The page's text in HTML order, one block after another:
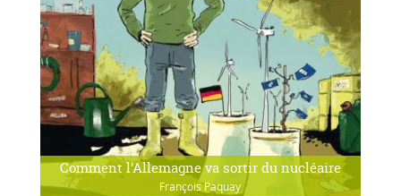
Comment l’Allemagne va sortir du nucléaire
François Paquay